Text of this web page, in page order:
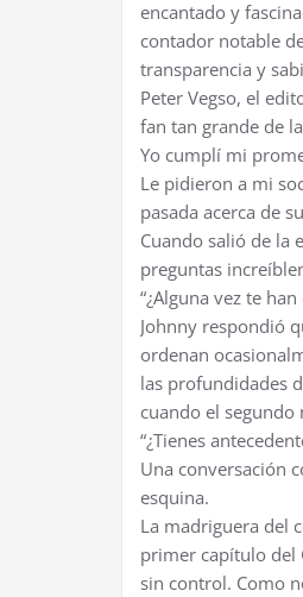
encantado y
contador notable
transparencia y
Peter Vegso, el
fan tan grande de
Yo cumplí mi
Le pidieron a mi
pasada acerca de
Cuando salió de la
preguntas
“¿Alguna vez te
Johnny respondió
ordenan
las profundidades
cuando el
“¿Tienes
Una conversación
esquina.
La madriguera del
primer capítulo del
sin control. Como